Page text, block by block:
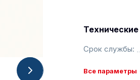
Срок службы:
Все параметры